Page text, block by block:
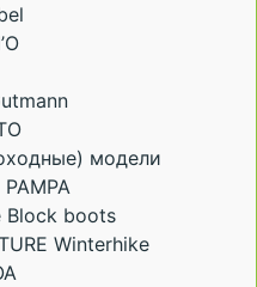
модели
Block boots
Winterhike